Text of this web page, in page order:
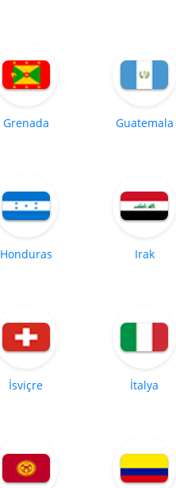
Grenada Guatemala
Honduras Irak
İsviçre İtalya